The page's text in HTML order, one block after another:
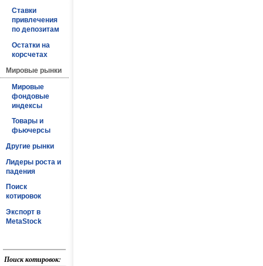
Ставки
привлечения
по депозитам
Остатки на
корсчетах
Мировые рынки
Мировые
фондовые
индексы
Товары и
фьючерсы
Другие рынки
Лидеры роста и
падения
Поиск
котировок
Экспорт в
MetaStock
Поиск котировок: